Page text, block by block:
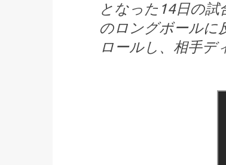
となった14日の試
のロングボールに
ロールし、相手デ